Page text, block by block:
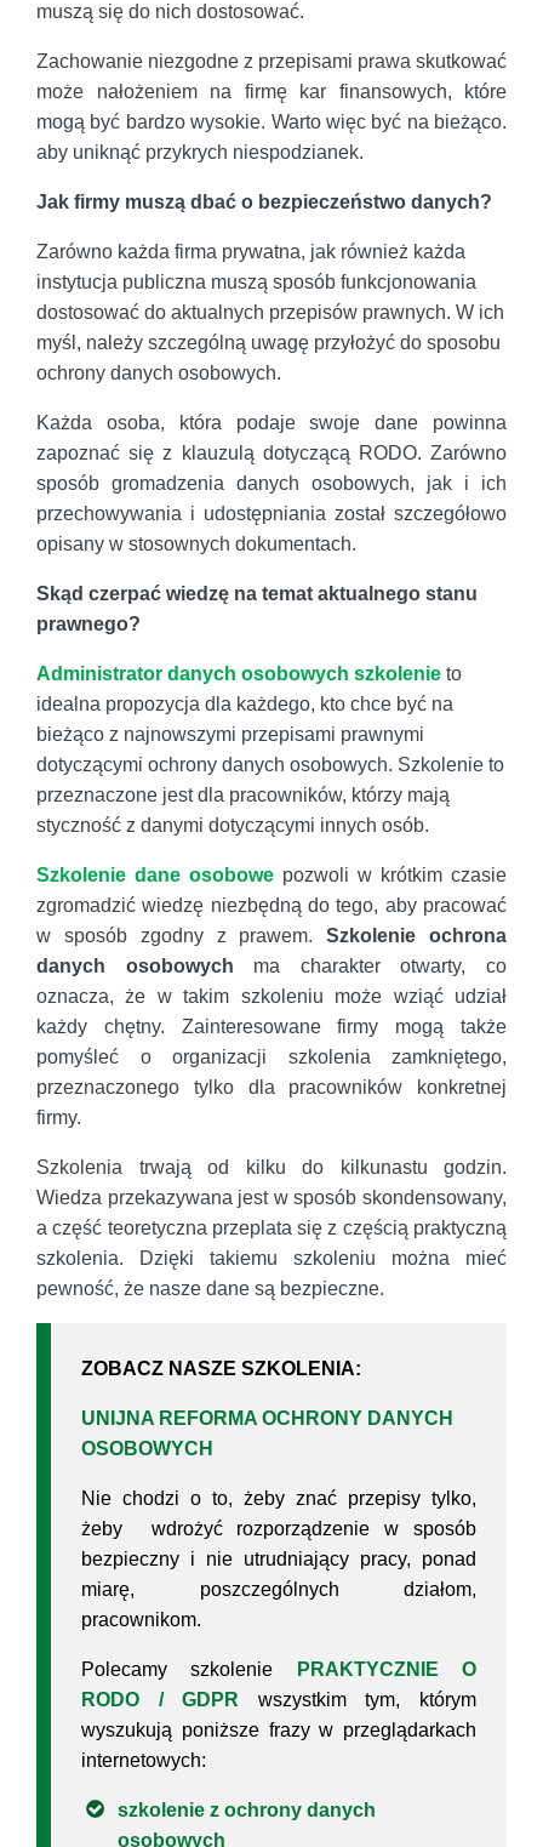
muszą się do nich dostosować.
Zachowanie niezgodne z przepisami prawa skutkować
może nałożeniem na firmę kar finansowych, które
mogą być bardzo wysokie. Warto więc być na bieżąco.
aby uniknąć przykrych niespodzianek.
Jak firmy muszą dbać o bezpieczeństwo danych?
Zarówno każda firma prywatna, jak również każda
instytucja publiczna muszą sposób funkcjonowania
dostosować do aktualnych przepisów prawnych. W ich
myśl, należy szczególną uwagę przyłożyć do sposobu
ochrony danych osobowych.
Każda osoba, która podaje swoje dane powinna
zapoznać się z klauzulą dotyczącą RODO. Zarówno
sposób gromadzenia danych osobowych, jak i ich
przechowywania i udostępniania został szczegółowo
opisany w stosownych dokumentach.
Skąd czerpać wiedzę na temat aktualnego stanu
prawnego?
Administrator danych osobowych szkolenie to
idealna propozycja dla każdego, kto chce być na
bieżąco z najnowszymi przepisami prawnymi
dotyczącymi ochrony danych osobowych. Szkolenie to
przeznaczone jest dla pracowników, którzy mają
styczność z danymi dotyczącymi innych osób.
Szkolenie dane osobowe pozwoli w krótkim czasie
zgromadzić wiedzę niezbędną do tego, aby pracować
w sposób zgodny z prawem.Szkolenie ochrona
danych osobowych ma charakter otwarty, co
oznacza, że w takim szkoleniu może wziąć udział
każdy chętny. Zainteresowane firmy mogą także
pomyśleć o organizacji szkolenia zamkniętego,
przeznaczonego tylko dla pracowników konkretnej
firmy.
Szkolenia trwają od kilku do kilkunastu godzin.
Wiedza przekazywana jest w sposób skondensowany,
a część teoretyczna przeplata się z częścią praktyczną
szkolenia. Dzięki takiemu szkoleniu można mieć
pewność, że nasze dane są bezpieczne.
ZOBACZ NASZE SZKOLENIA:
UNIJNA REFORMA OCHRONY DANYCH
OSOBOWYCH
Nie chodzi o to, żeby znać przepisy tylko,
żeby wdrożyć rozporządzenie w sposób
bezpieczny i nie utrudniający pracy, ponad
miarę, poszczególnych działom,
pracownikom.
Polecamy szkolenie
PRAKTYCZNIE O
RODO / GDPR wszystkim tym, którym
wyszukują poniższe frazy w przeglądarkach
internetowych:
szkolenie z ochrony danych
osobowych